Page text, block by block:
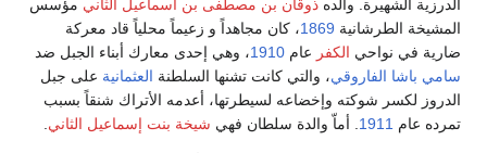
الدرزية الشهيرة. والده ذوقان بن مصطفى بن اسماعيل الثاني مؤسس
المشيخة الطرشانية 1869، كان مجاهداً و زعيماً محلياً قاد معركة
ضارية في نواحي الكفر عام 1910، وهي إحدى معارك أبناء الجبل ضد
سامي باشا الفاروقي، والتي كانت تشنها السلطنة العثمانية على جبل
الدروز لكسر شوكته وإخضاعه لسيطرتها، أعدمه الأتراك شنقاً بسبب
تمرده عام 1911. أماّ والدة سلطان فهي شيخة بنت إسماعيل الثاني.